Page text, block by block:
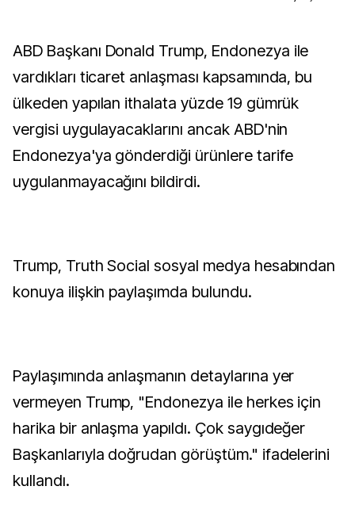
ABD Başkanı Donald Trump, Endonezya ile
vardıkları ticaret anlaşması kapsamında, bu
ülkeden yapılan ithalata yüzde 19 gümrük
vergisi uygulayacaklarını ancak ABD'nin
Endonezya'ya gönderdiği ürünlere tarife
uygulanmayacağını bildirdi.
Trump, Truth Social sosyal medya hesabından
konuya ilişkin paylaşımda bulundu.
Paylaşımında anlaşmanın detaylarına yer
vermeyen Trump, "Endonezya ile herkes için
harika bir anlaşma yapıldı. Çok saygıdeğer
Başkanlarıyla doğrudan görüştüm." ifadelerini
kullandı.